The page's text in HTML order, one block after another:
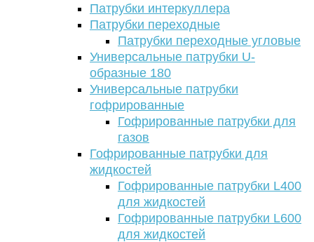
Патрубки интеркуллера
Патрубки переходные
Патрубки переходные угловые
Универсальные патрубки U-
образные 180
Универсальные патрубки
гофрированные
Гофрированные патрубки для
газов
Гофрированные патрубки для
жидкостей
Гофрированные патрубки L400
для жидкостей
Гофрированные патрубки L600
для жидкостей